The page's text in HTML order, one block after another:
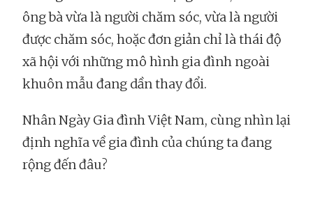
ông bà vừa là người chăm sóc, vừa là người
được chăm sóc, hoặc đơn giản chỉ là thái độ
xã hội với những mô hình gia đình ngoài
khuôn mẫu đang dần thay đổi.
Nhân Ngày Gia đình Việt Nam, cùng nhìn lại
định nghĩa về gia đình của chúng ta đang
rộng đến đâu?